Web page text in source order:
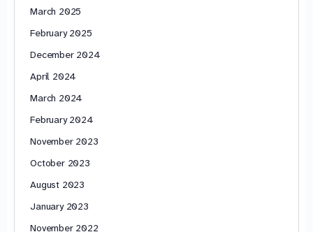
March 2025
February 2025
December 2024
April 2024
March 2024
February 2024
November 2023
October 2023
August 2023
January 2023
November 2022